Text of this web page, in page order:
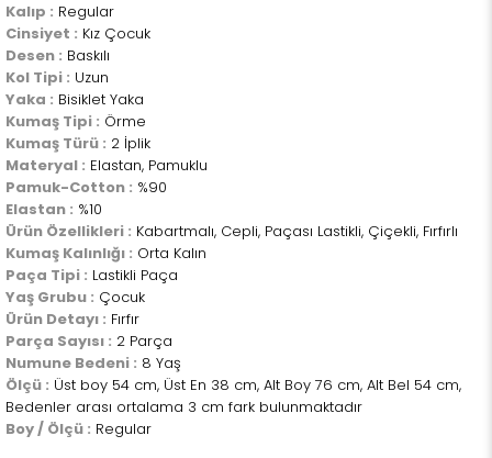
Kalıp : Regular
Cinsiyet : Kız Çocuk
Desen : Baskılı
Kol Tipi : Uzun
Yaka : Bisiklet Yaka
Kumaş Tipi : Örme
Kumaş Türü : 2 İplik
Materyal : Elastan, Pamuklu
Pamuk-Cotton : %90
Elastan : %10
Ürün Özellikleri : Kabartmalı, Cepli, Paçası Lastikli, Çiçekli, Fırfırlı
Kumaş Kalınlığı : Orta Kalın
Paça Tipi : Lastikli Paça
Yaş Grubu : Çocuk
Ürün Detayı : Fırfır
Parça Sayısı : 2 Parça
Numune Bedeni : 8 Yaş
Ölçü : Üst boy 54 cm, Üst En 38 cm, Alt Boy 76 cm, Alt Bel 54 cm,
Bedenler arası ortalama 3 cm fark bulunmaktadır
Boy / Ölçü : Regular